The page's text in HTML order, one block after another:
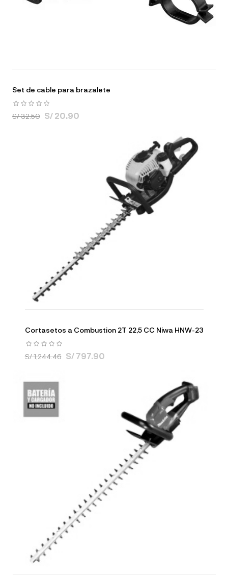
Set de cable para brazalete
S/ 32.50 S/ 20.90
Cortasetos a Combustion 2T 22,5 CC Niwa HNW-23
S/ 1,244.46 S/ 797.90